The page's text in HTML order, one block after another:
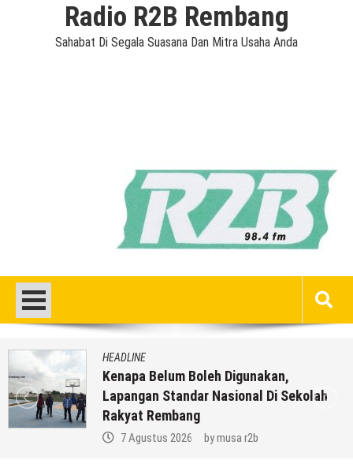
Radio R2B Rembang
Sahabat Di Segala Suasana Dan Mitra Usaha Anda
HEADLINE
Kenapa Belum Boleh Digunakan,
Lapangan Standar Nasional Di Sekolah
Rakyat Rembang
7 Agustus 2026 bymusa r2b